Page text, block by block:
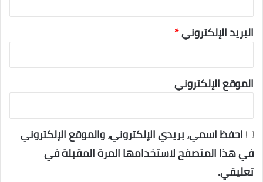
البريد الإلكتروني*
الموقع الإلكتروني
احفظ اسمي، بريدي الإلكتروني، والموقع الإلكتروني
في هذا المتصفح لاستخدامها المرة المقبلة في
تعليقي.